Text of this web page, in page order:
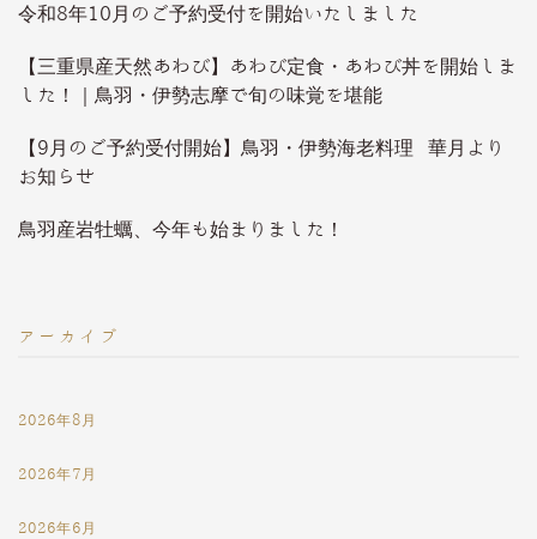
令和8年10月のご予約受付を開始いたしました
【三重県産天然あわび】あわび定食・あわび丼を開始しま
した！｜鳥羽・伊勢志摩で旬の味覚を堪能
【9月のご予約受付開始】鳥羽・伊勢海老料理 華月より
お知らせ
鳥羽産岩牡蠣、今年も始まりました！
アーカイブ
2026年8月
2026年7月
2026年6月